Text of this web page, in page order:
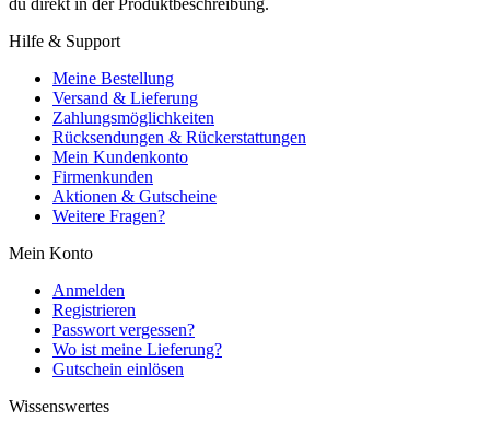
du direkt in der Produktbeschreibung.
Hilfe & Support
Meine Bestellung
Versand & Lieferung
Zahlungsmöglichkeiten
Rücksendungen & Rückerstattungen
Mein Kundenkonto
Firmenkunden
Aktionen & Gutscheine
Weitere Fragen?
Mein Konto
Anmelden
Registrieren
Passwort vergessen?
Wo ist meine Lieferung?
Gutschein einlösen
Wissenswertes